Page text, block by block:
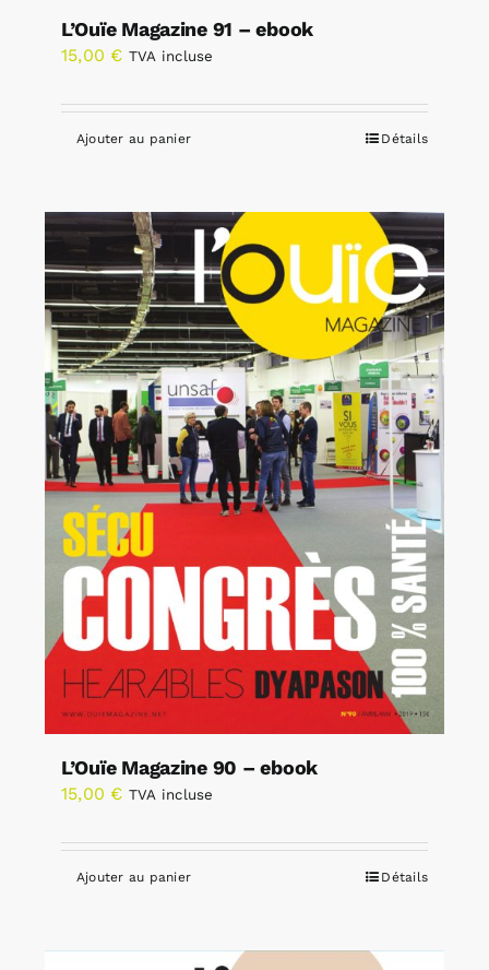
L’Ouïe Magazine 91 – ebook
15,00 € TVA incluse
Ajouter au panier Détails
L’Ouïe Magazine 90 – ebook
15,00 € TVA incluse
Ajouter au panier Détails